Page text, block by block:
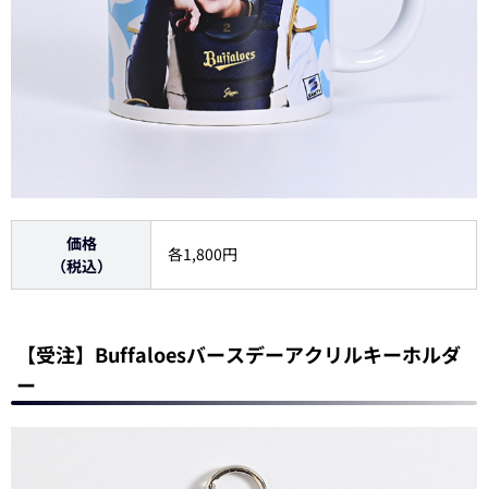
価格
（税込）
各1,800円
【受注】Buffaloesバースデーアクリルキーホルダ
ー